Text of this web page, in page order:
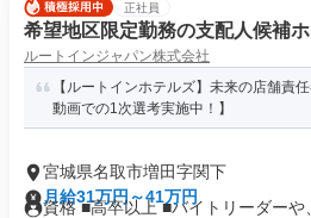
正社員
希望地区限定勤務の支配人候補
ルートインジャパン株式会社
【ルートインホテルズ】未来の店舗責
動画での1次選考実施中！】
宮城県名取市増田字関下
月給31万円～41万円
資格 ■高卒以上 ■バイトリーダー